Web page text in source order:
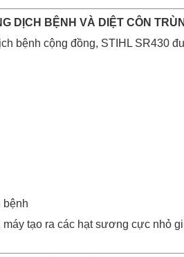
DỊCH BỆNH VÀ DIỆT CÔN
bệnh cộng đồng, STIHL SR430
bệnh
tạo ra các hạt sương cực nhỏ